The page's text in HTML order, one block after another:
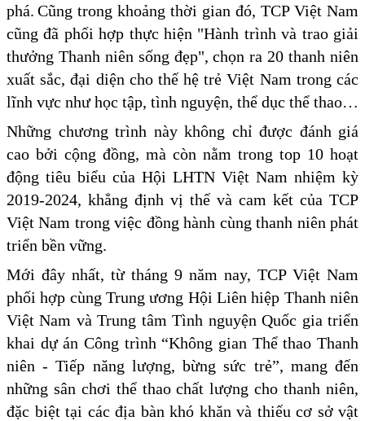
phá. Cũng trong khoảng thời gian đó, TCP Việt Nam
cũng đã phối hợp thực hiện "Hành trình và trao giải
thưởng Thanh niên sống đẹp", chọn ra 20 thanh niên
xuất sắc, đại diện cho thế hệ trẻ Việt Nam trong các
lĩnh vực như học tập, tình nguyện, thể dục thể thao…
Những chương trình này không chỉ được đánh giá
cao bởi cộng đồng, mà còn nằm trong top 10 hoạt
động tiêu biểu của Hội LHTN Việt Nam nhiệm kỳ
2019-2024, khẳng định vị thế và cam kết của TCP
Việt Nam trong việc đồng hành cùng thanh niên phát
triển bền vững.
Mới đây nhất, từ tháng 9 năm nay, TCP Việt Nam
phối hợp cùng Trung ương Hội Liên hiệp Thanh niên
Việt Nam và Trung tâm Tình nguyện Quốc gia triển
khai dự án Công trình “Không gian Thể thao Thanh
niên - Tiếp năng lượng, bừng sức trẻ”, mang đến
những sân chơi thể thao chất lượng cho thanh niên,
đặc biệt tại các địa bàn khó khăn và thiếu cơ sở vật